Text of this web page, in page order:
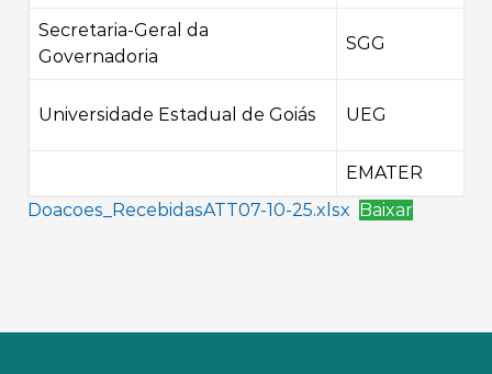
Secretaria-Geral da
Governadoria
SGG
Universidade Estadual de Goiás UEG
EMATER
Doacoes_RecebidasATT07-10-25.xlsx Baixar